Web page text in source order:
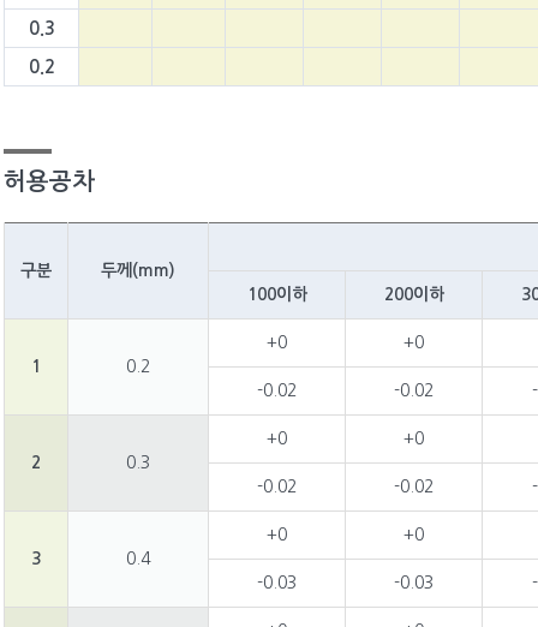
0.3
0.2
허용공차
구분
두께(mm)
100이하
200이하
1 0.2
+0 +0
-0.02 -0.02
2 0.3
+0 +0
-0.02 -0.02
3 0.4
+0 +0
-0.03 -0.03